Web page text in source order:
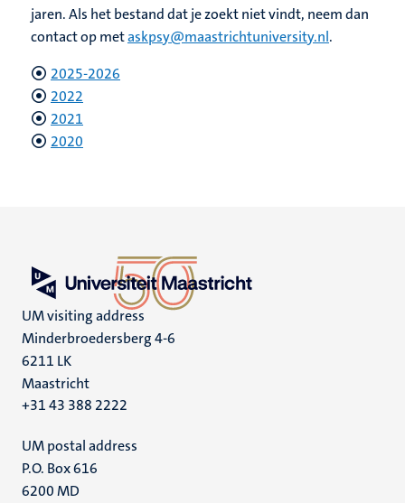
jaren. Als het bestand dat je zoekt niet vindt, neem dan
contact op metaskpsy@maastrichtuniversity.nl.
2025-2026
2022
2021
2020
UM visiting address
Minderbroedersberg 4-6
6211 LK
Maastricht
+31 43 388 2222
UM postal address
P.O. Box 616
6200 MD